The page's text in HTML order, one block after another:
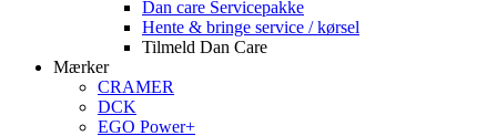
Dan care Servicepakke
Hente & bringe service / kørsel
Tilmeld Dan Care
Mærker
CRAMER
DCK
EGO Power+